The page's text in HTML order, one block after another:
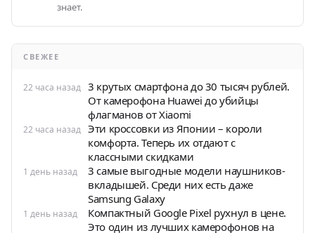
знает.
СВЕЖЕЕ
22 часа назад 3 крутых смартфона до 30 тысяч рублей.
От камерофона Huawei до убийцы
флагманов от Xiaomi
22 часа назад Эти кроссовки из Японии – короли
комфорта. Теперь их отдают с
классными скидками
1 день назад
3 самые выгодные модели наушников-
вкладышей. Среди них есть даже
Samsung Galaxy
1 день назад
Компактный Google Pixel рухнул в цене.
Это один из лучших камерофонов на